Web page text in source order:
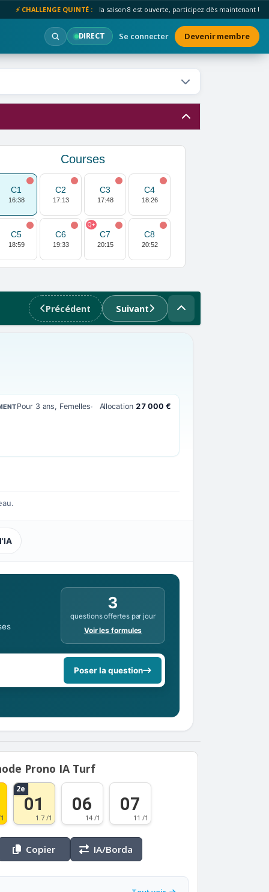
⚡ CHALLENGE QUINTÉ : la saison 8 est ouverte, participez dès maintenant !
DIRECT Se connecter Devenir membre
Courses
C1
16:38
C2
17:13
C3
17:48
C4
18:26
C5
18:59
C6
19:33
C7
20:15
Q+
C8
20:52
Précédent Suivant
Pour 3 ans, Femelles Allocation 27 000 €
3
questions offertes par jour
Voir les formules
Poser la question
Prono IA Turf
2e
01
1.7 /1
06
14 /1
07
11 /1
Copier IA/Borda